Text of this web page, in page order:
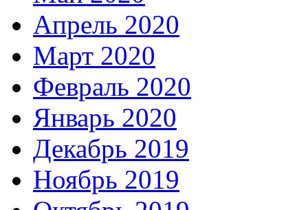
Апрель 2020
Март 2020
Февраль 2020
Январь 2020
Декабрь 2019
Ноябрь 2019